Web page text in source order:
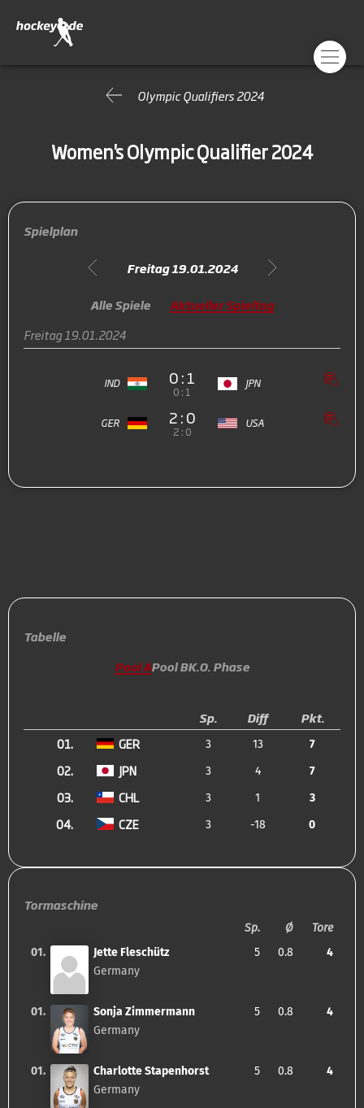
Olympic Qualifiers 2024
Women's Olympic Qualifier 2024
Spielplan
Freitag 19.01.2024
Alle Spiele
Aktueller Spieltag
Freitag 19.01.2024
IND 0 : 1
0 : 1
JPN
GER 2 : 0
2 : 0
USA
Tabelle
Pool APool BK.O. Phase
Sp. Diff
Pkt.
01.
GER 3 13 7
02. JPN 3 4 7
03. CHL 3 1 3
04. CZE 3 -18 0
Tormaschine
Sp. Ø
Tore
01.
Jette Fleschütz
Germany
5 0.8 4
01.
Sonja Zimmermann
Germany
5 0.8 4
01.
Charlotte Stapenhorst
Germany
5 0.8 4